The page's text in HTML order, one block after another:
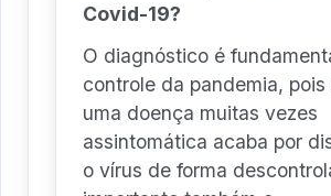
Covid-19?
O diagnóstico é
controle da pandemia, pois
uma doença muitas vezes
assintomática acaba por
o vírus de forma